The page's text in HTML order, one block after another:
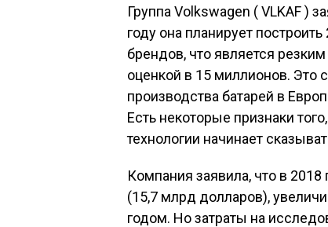
Группа Volkswagen ( VLKAF )
году она планирует
брендов, что является
оценкой в ​​15 миллионов. Это
производства батарей в
Есть некоторые признаки
технологии начинает
Компания заявила, что в
(15,7 млрд долларов),
годом. Но затраты на